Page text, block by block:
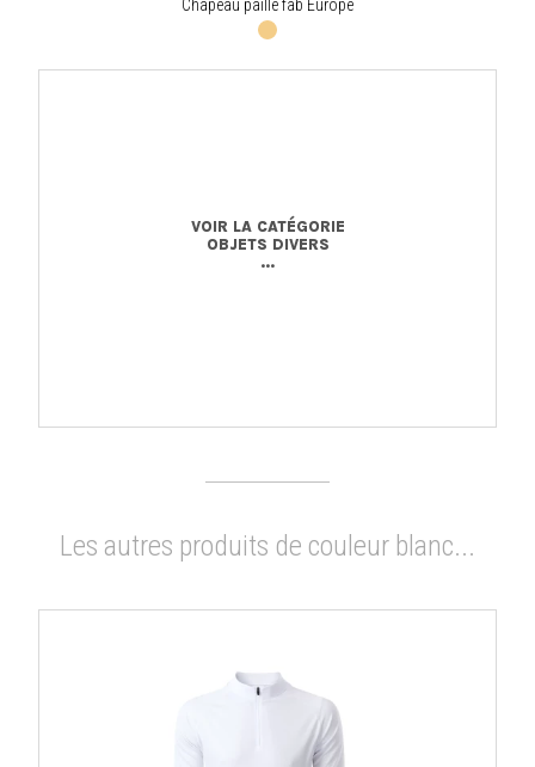
Chapeau paille fab Europe
VOIR LA CATÉGORIE
OBJETS DIVERS
...
Les autres produits de couleur blanc...